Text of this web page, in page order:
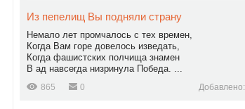
Из пепелищ Вы подняли страну
Немало лет промчалось с тех времен,
Когда Вам горе довелось изведать,
Когда фашистских полчища знамен
В ад навсегда низринула Победа. ...
865 0 Добавлено: